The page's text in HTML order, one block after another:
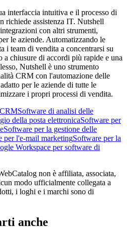
interfaccia intuitiva e il processo di
richiede assistenza IT. Nutshell
con altri strumenti,
le aziende. Automatizzando le
i team di vendita a concentrarsi su
chiusure di accordi più rapide e una
Nutshell è uno strumento
CRM con l'automazione delle
per le aziende di tutte le
i propri processi di vendita.
Software di analisi delle
della posta elettronicaSoftware per
Software per la gestione delle
per l'e-mail marketingSoftware per la
Workspace per software di
non è affiliata, associata,
modo ufficialmente collegata a
i loghi e i marchi sono di
anche